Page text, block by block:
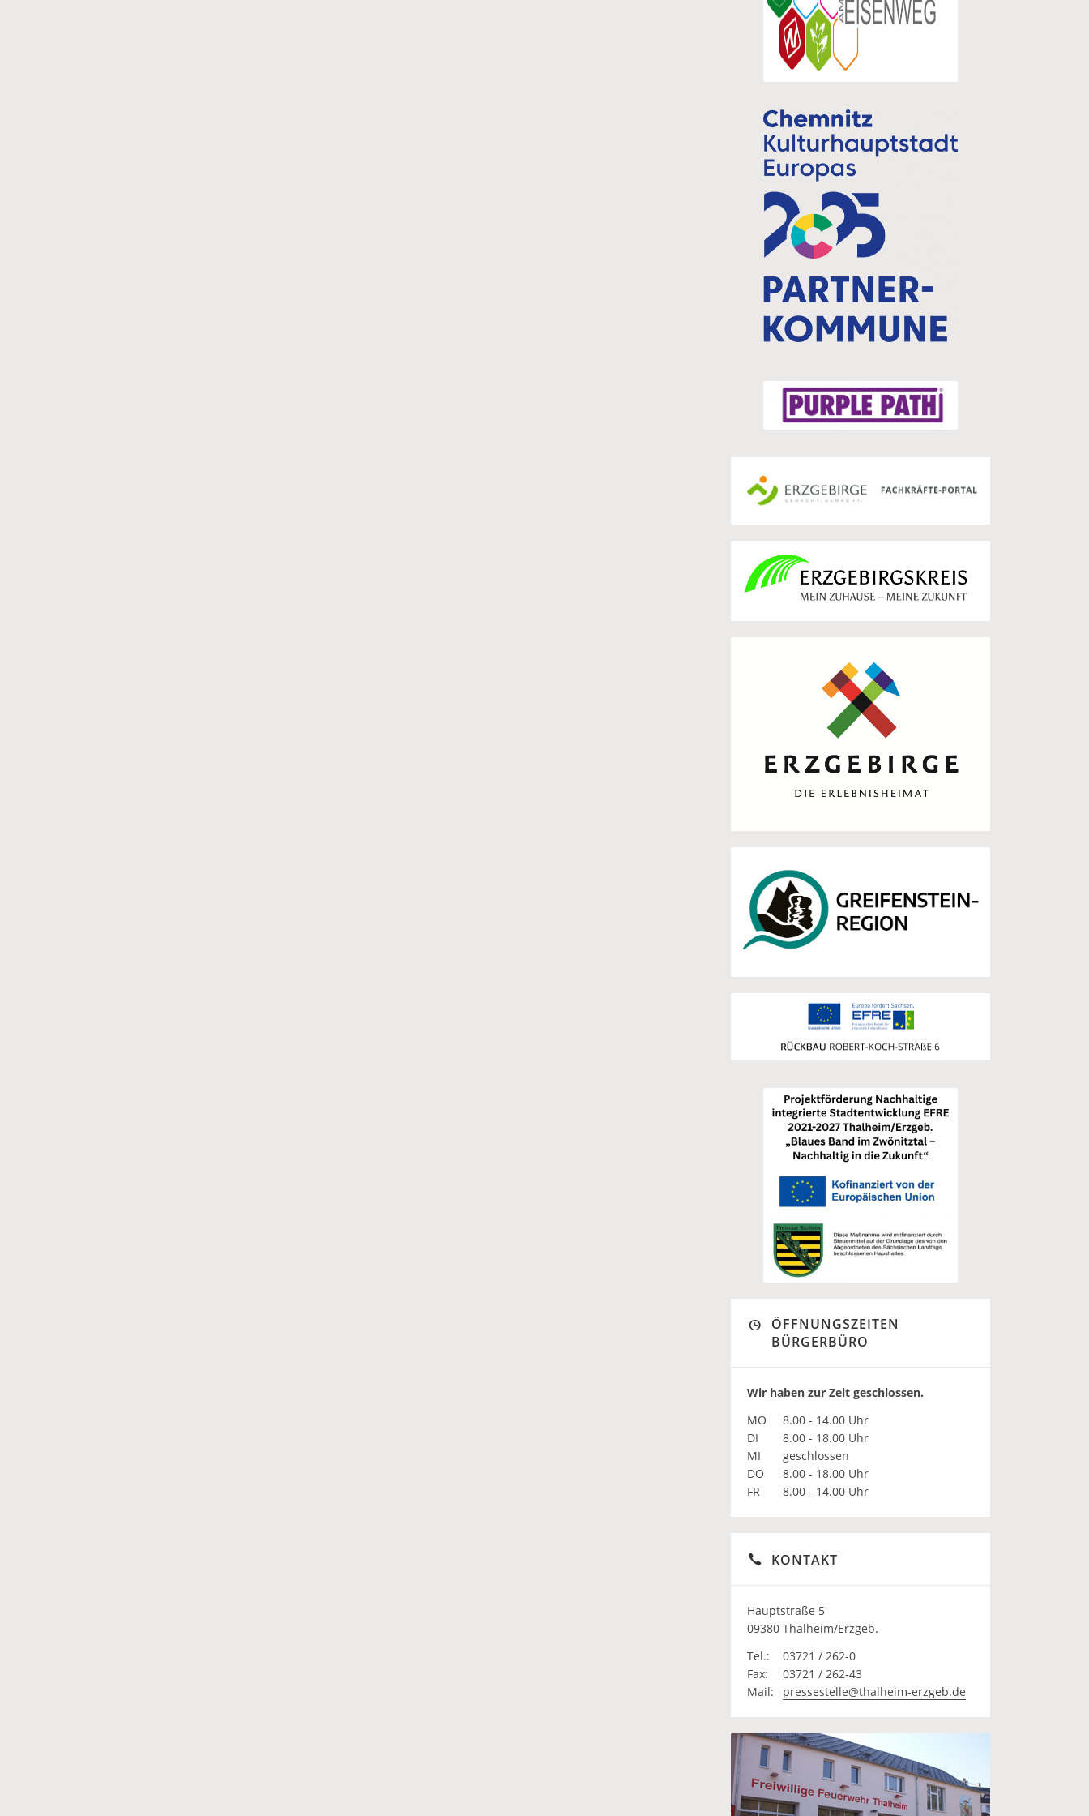
ÖFFNUNGSZEITEN
BÜRGERBÜRO
Wir haben zur Zeit geschlossen.
MO
8.00 - 14.00 Uhr
DI
8.00 - 18.00 Uhr
MI
geschlossen
DO
8.00 - 18.00 Uhr
FR
8.00 - 14.00 Uhr
KONTAKT
Hauptstraße 5
09380 Thalheim/Erzgeb.
Tel.:
03721 / 262-0
Fax:
03721 / 262-43
Mail:
pressestelle@thalheim-erzgeb.de